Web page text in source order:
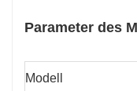
Parameter des
Modell